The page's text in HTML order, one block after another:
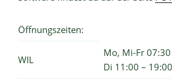
Öffnungszeiten:
WIL
Mo, Mi-Fr
Di 11:00 –